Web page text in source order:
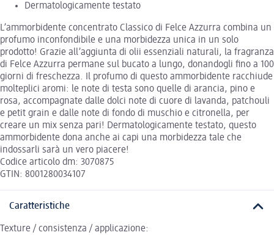
Dermatologicamente testato
L’ammorbidente concentrato Classico di Felce Azzurra combina un
profumo inconfondibile e una morbidezza unica in un solo
prodotto! Grazie all’aggiunta di olii essenziali naturali, la fragranza
di Felce Azzurra permane sul bucato a lungo, donandogli fino a 100
giorni di freschezza. Il profumo di questo ammorbidente racchiude
molteplici aromi: le note di testa sono quelle di arancia, pino e
rosa, accompagnate dalle dolci note di cuore di lavanda, patchouli
e petit grain e dalle note di fondo di muschio e citronella, per
creare un mix senza pari! Dermatologicamente testato, questo
ammorbidente dona anche ai capi una morbidezza tale che
indossarli sarà un vero piacere!
Codice articolo dm: 3070875
GTIN: 8001280034107
Caratteristiche
Texture / consistenza / applicazione: